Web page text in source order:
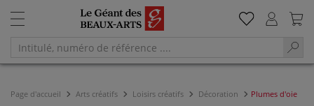
Page d'accueil Arts créatifs Loisirs créatifs Décoration Plumes d'oie